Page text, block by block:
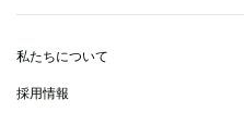
私たちについて
採用情報